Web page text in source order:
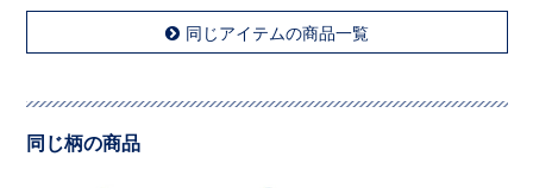
同じアイテムの商品一覧
同じ柄の商品